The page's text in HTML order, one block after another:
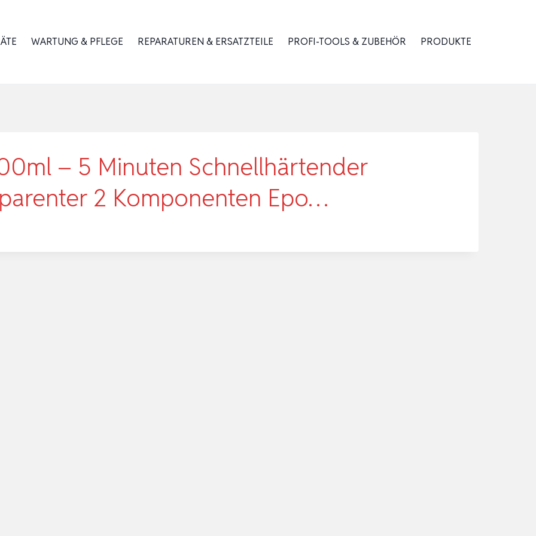
WARTUNG & PFLEGE REPARATUREN & ERSATZTEILE PROFI-TOOLS & ZUBEHÖR PRODUKTE
– 5 Minuten Schnellhärtender
2 Komponenten Epo…